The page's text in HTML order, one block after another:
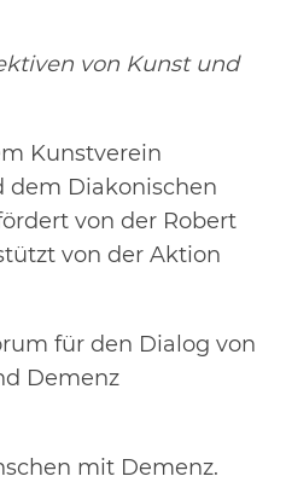
von Kunst und
Kunstverein
dem Diakonischen
von der Robert
von der Aktion
für den Dialog von
Demenz
mit Demenz.